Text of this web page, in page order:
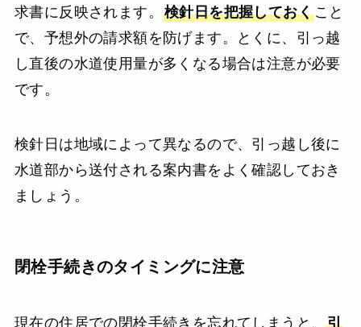
求書に反映されます。 検針日を把握しておく こと
で、予想外の請求額を防げます。とくに、引っ越
し直後の水道使用量が多くなる場合は注意が必要
です。
検針日は地域によって異なるので、引っ越し後に
水道部から送付される案内書をよく確認しておき
ましょう。
閉栓手続きのタイミングに注意
現在の住居での閉栓手続きを忘れてしまうと、引